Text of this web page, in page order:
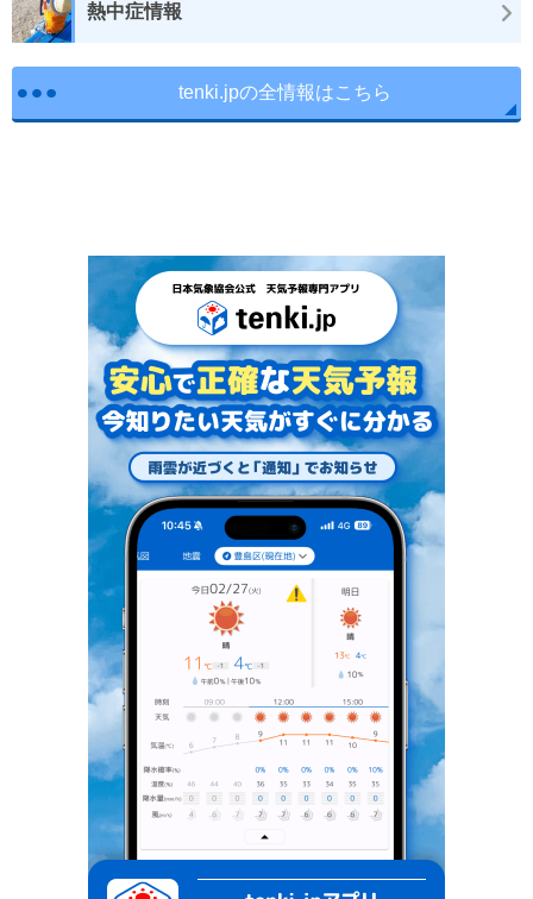
熱中症情報
tenki.jpの全情報はこちら